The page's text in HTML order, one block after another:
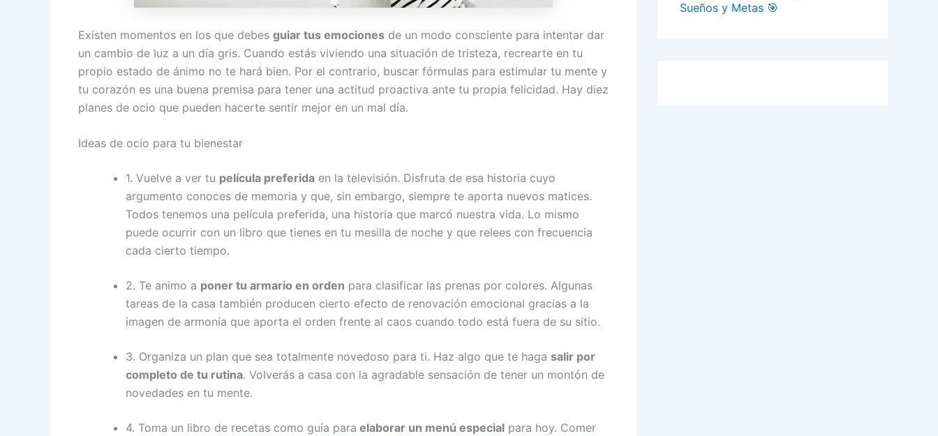
Existen momentos en los que debes guiar tus emociones de un modo consciente para intentar dar
un cambio de luz a un día gris. Cuando estás viviendo una situación de tristeza, recrearte en tu
propio estado de ánimo no te hará bien. Por el contrario, buscar fórmulas para estimular tu mente y
tu corazón es una buena premisa para tener una actitud proactiva ante tu propia felicidad. Hay diez
planes de ocio que pueden hacerte sentir mejor en un mal día.
Ideas de ocio para tu bienestar
1. Vuelve a ver tu película preferida en la televisión. Disfruta de esa historia cuyo
argumento conoces de memoria y que, sin embargo, siempre te aporta nuevos matices.
Todos tenemos una película preferida, una historia que marcó nuestra vida. Lo mismo
puede ocurrir con un libro que tienes en tu mesilla de noche y que relees con frecuencia
cada cierto tiempo.
2. Te animo a poner tu armario en orden para clasificar las prenas por colores. Algunas
tareas de la casa también producen cierto efecto de renovación emocional gracias a la
imagen de armonía que aporta el orden frente al caos cuando todo está fuera de su sitio.
3. Organiza un plan que sea totalmente novedoso para ti. Haz algo que te haga salir por
completo de tu rutina. Volverás a casa con la agradable sensación de tener un montón de
novedades en tu mente.
4. Toma un libro de recetas como guía para elaborar un menú especial para hoy. Comer
Sueños y Metas 🎯